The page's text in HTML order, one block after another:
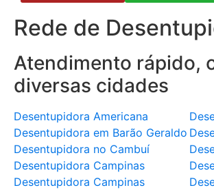
Rede de
Atendimento rápido,
diversas cidades
Desentupidora Americana
Desentupidora em Barão Geraldo
Desentupidora no Cambuí
Desentupidora Campinas
Desentupidora Campinas